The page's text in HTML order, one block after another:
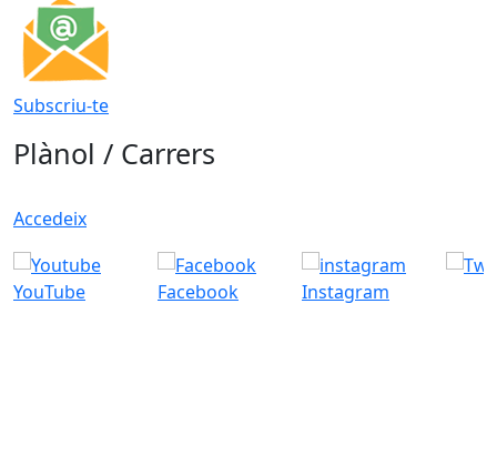
Subscriu-te
Plànol / Carrers
Accedeix
YouTube Facebook Instagram